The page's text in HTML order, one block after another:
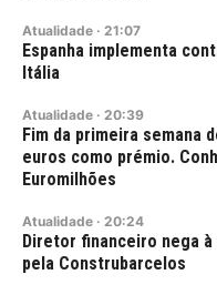
Atualidade · 21:07
Espanha implementa
Itália
Atualidade · 20:39
Fim da primeira semana
euros como prémio.
Euromilhões
Atualidade · 20:24
Diretor financeiro nega à
pela Construbarcelos